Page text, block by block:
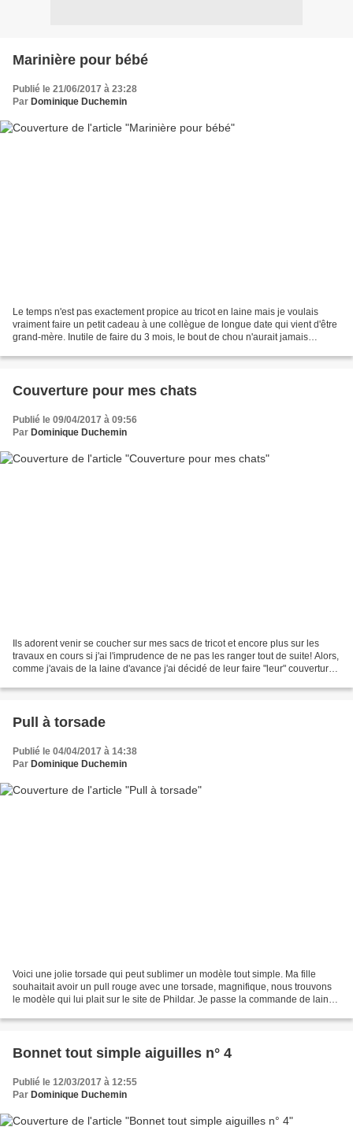
Marinière pour bébé
Publié le 21/06/2017 à 23:28
Par Dominique Duchemin
Le temps n'est pas exactement propice au tricot en laine mais je voulais
vraiment faire un petit cadeau à une collègue de longue date qui vient d'être
grand-mère. Inutile de faire du 3 mois, le bout de chou n'aurait jamais
Couverture pour mes chats
Publié le 09/04/2017 à 09:56
Par Dominique Duchemin
Ils adorent venir se coucher sur mes sacs de tricot et encore plus sur les
travaux en cours si j'ai l'imprudence de ne pas les ranger tout de suite! Alors,
comme j'avais de la laine d'avance j'ai décidé de leur faire "leur" couverture
Pull à torsade
Publié le 04/04/2017 à 14:38
Par Dominique Duchemin
Voici une jolie torsade qui peut sublimer un modèle tout simple. Ma fille
souhaitait avoir un pull rouge avec une torsade, magnifique, nous trouvons
le modèle qui lui plait sur le site de Phildar. Je passe la commande de laine
Bonnet tout simple aiguilles n° 4
Publié le 12/03/2017 à 12:55
Par Dominique Duchemin